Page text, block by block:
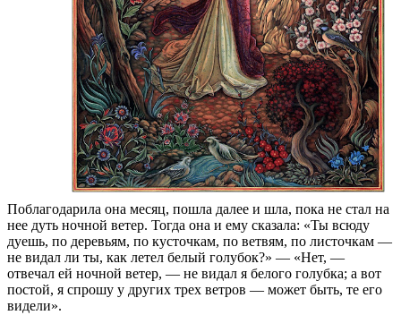
Поблагодарила она месяц, пошла далее и шла, пока не стал на
нее дуть ночной ветер. Тогда она и ему сказала: «Ты всюду
дуешь, по деревьям, по кусточкам, по ветвям, по листочкам —
не видал ли ты, как летел белый голубок?» — «Нет, —
отвечал ей ночной ветер, — не видал я белого голубка; а вот
постой, я спрошу у других трех ветров — может быть, те его
видели».